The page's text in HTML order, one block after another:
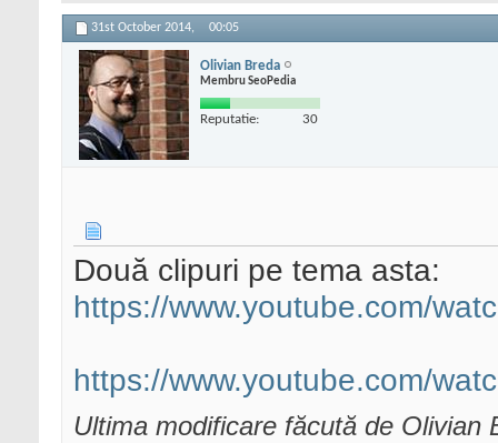
31st October 2014, 00:05
Olivian Breda
Membru SeoPedia
Reputatie: 30
Două clipuri pe tema asta:
https://www.youtube.com/
https://www.youtube.com/
Ultima modificare făcută de